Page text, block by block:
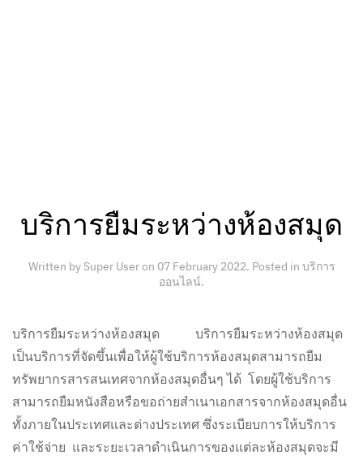
บริการยืมระหว่างห้องสมุด
Written by Super User on 07 February 2022. Posted in บริการ
ออนไลน์.
บริการยืมระหว่างห้องสมุด บริการยืมระหว่างห้องสมุด
เป็นบริการที่จัดขึ้นเพื่อให้ผู้ใช้บริการห้องสมุดสามารถยืม
ทรัพยากรสารสนเทศจากห้องสมุดอื่นๆ ได้ โดยผู้ใช้บริการ
สามารถยืมหนังสือหรือขอถ่ายสำเนาเอกสารจากห้องสมุดอื่น
ทั้งภายในประเทศและต่างประเทศ ซึ่งระเบียบการให้บริการ
ค่าใช้จ่าย และระยะเวลาดำเนินการของแต่ละห้องสมุดจะมี